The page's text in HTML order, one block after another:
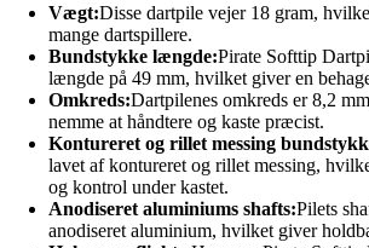
Vægt:Disse dartpile vejer 18 gram,
mange dartspillere.
Bundstykke længde:Pirate Softtip
længde på 49 mm, hvilket giver en
Omkreds:Dartpilenes omkreds er 8,2
nemme at håndtere og kaste præcist.
Kontureret og rillet messing
lavet af kontureret og rillet messing,
og kontrol under kastet.
Anodiseret aluminiums shafts:Pilets
anodiseret aluminium, hvilket giver